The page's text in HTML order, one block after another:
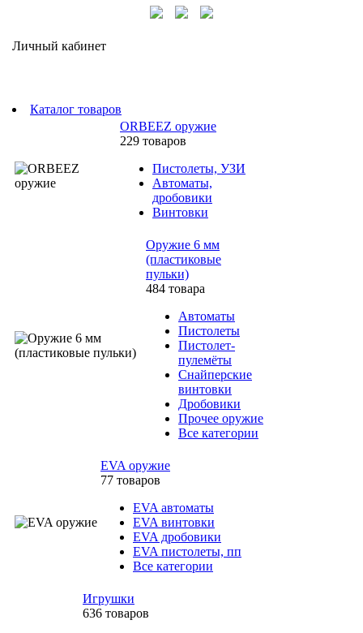
Личный кабинет
Каталог товаров
ORBEEZ оружие
229 товаров
Пистолеты, УЗИ
Автоматы,
дробовики
Винтовки
Оружие 6 мм
(пластиковые
пульки)
484 товара
Автоматы
Пистолеты
Пистолет-
пулемёты
Снайперские
винтовки
Дробовики
Прочее оружие
Все категории
EVA оружие
77 товаров
EVA автоматы
EVA винтовки
EVA дробовики
EVA пистолеты, пп
Все категории
Игрушки
636 товаров